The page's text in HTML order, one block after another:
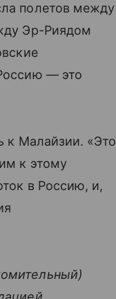
полетов между
Эр-Риядом
— это
к Малайзии. «Это
к этому
в Россию, и,